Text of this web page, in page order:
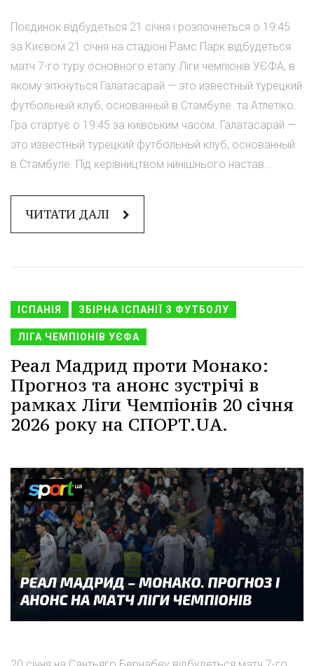
Поєдинок відбудеться 21 січня і розпочнеться о 19:45
за Києвом 21 січня на стадіоні Рамс Парк відбудеться
матч 7-го туру основного етапу Ліги чемпіонів УЄФА, в
якому зіткнуться Галатасарай — это известный турецкий
футбольный клуб, основанный в Стамбуле. та Атлетіко.
Гра стартує о 19:45 за київським часом. Галатасарай —
это известный турецкий футбольный клуб, основанный
в Стамбуле. Під керівництвом нинішнього настав...
ЧИТАТИ ДАЛІ
ІСПАНІЯ ЗБІРНА ІСПАНІЇ З ФУТБОЛУ
ЛІГА ЧЕМПІОНІВ УЄФА
Реал Мадрид проти Монако:
Прогноз та анонс зустрічі в
рамках Ліги Чемпіонів 20 січня
2026 року на СПОРТ.UA.